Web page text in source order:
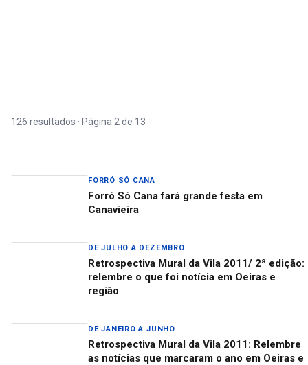
126 resultados · Página 2 de 13
FORRÓ SÓ CANA
Forró Só Cana fará grande festa em
Canavieira
DE JULHO A DEZEMBRO
Retrospectiva Mural da Vila 2011/ 2ª edição:
relembre o que foi notícia em Oeiras e
região
DE JANEIRO A JUNHO
Retrospectiva Mural da Vila 2011: Relembre
as notícias que marcaram o ano em Oeiras e